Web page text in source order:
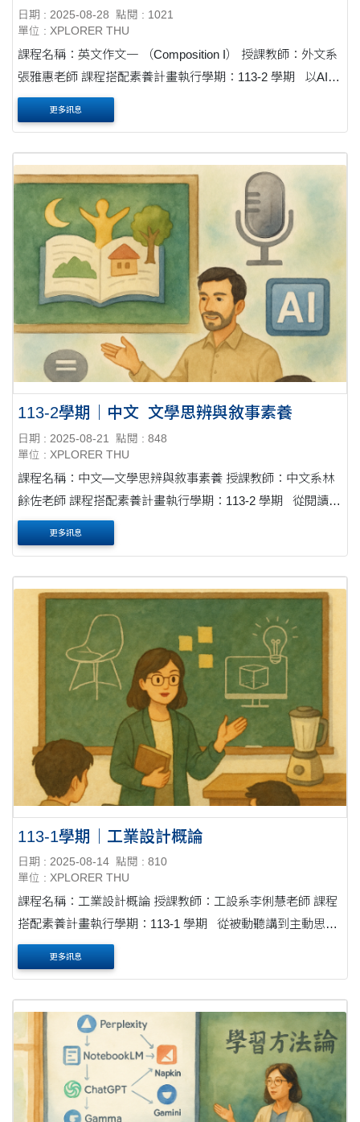
日期 : 2025-08-28
點閱 : 1021
單位 : XPLORER THU
課程名稱：英文作文一 （Composition I） 授課教師：外文系
張雅惠老師 課程搭配素養計畫執行學期：113-2 學期 以AI為
助力，寫出組織清晰又具原創性的學術文章 這門課的核心目
標，是培養學生在....
更多訊息
113-2學期｜中文_文學思辨與敘事素養
日期 : 2025-08-21
點閱 : 848
單位 : XPLORER THU
課程名稱：中文—文學思辨與敘事素養 授課教師：中文系林
餘佐老師 課程搭配素養計畫執行學期：113-2 學期 從閱讀到
創作，培養敘事力與創造力 本課程以文學敘事為核心，帶領
學生從閱....
更多訊息
113-1學期｜工業設計概論
日期 : 2025-08-14 點閱 : 810
單位 : XPLORER THU
課程名稱：工業設計概論 授課教師：工設系李俐慧老師 課程
搭配素養計畫執行學期：113-1 學期 從被動聽講到主動思
辨，培養學生表達與分析能力 這門課的核心目標，是讓學生
從傳統的被動聽....
更多訊息